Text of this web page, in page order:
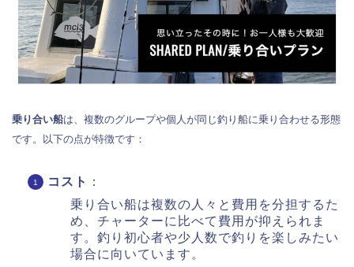
乗り合い船は、複数のグループや個人が同じ釣り船に乗り合わせる形態
です。以下の点が特徴です：
コスト
：
乗り合い船は複数の人々と費用を分担するた
め、チャーターに比べて費用が抑えられま
す。釣り初心者や少人数で釣りを楽しみたい
場合に向いています。